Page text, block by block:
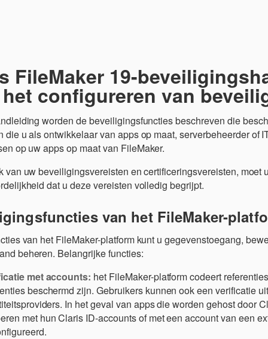
FileMaker 19-
configureren van
worden de beveiligingsfuncties beschreven die
die u als ontwikkelaar van apps op maat, serverbeheerder of
op uw apps op maat van FileMaker.
van uw beveiligingsvereisten en certificeringsvereisten, moet
dat u deze vereisten volledig begrijpt.
van het FileMaker-
van het FileMaker-platform kunt u gegevenstoegang,
beheren. Belangrijke functies:
met accounts: het FileMaker-platform codeert
beschermd zijn. Gebruikers kunnen ook een verificatie
In het geval van apps die worden gehost door
met hun Claris ID-accounts of met een account van een